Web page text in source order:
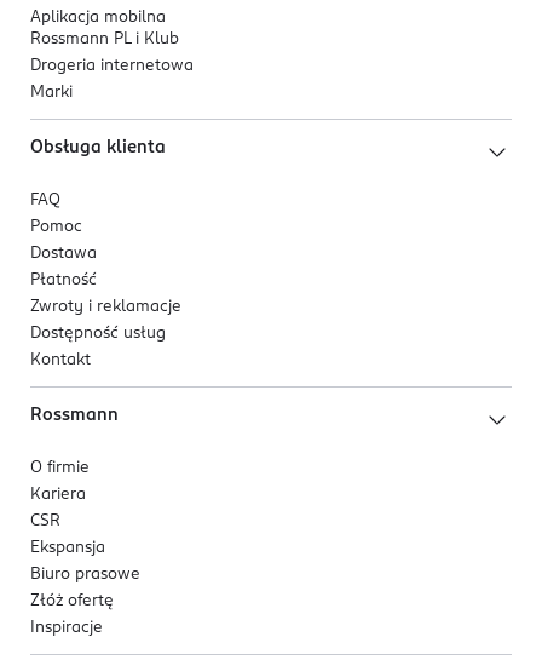
Aplikacja mobilna
Rossmann PL i Klub
Drogeria internetowa
Marki
Obsługa klienta
FAQ
Pomoc
Dostawa
Płatność
Zwroty i reklamacje
Dostępność usług
Kontakt
Rossmann
O firmie
Kariera
CSR
Ekspansja
Biuro prasowe
Złóż ofertę
Inspiracje